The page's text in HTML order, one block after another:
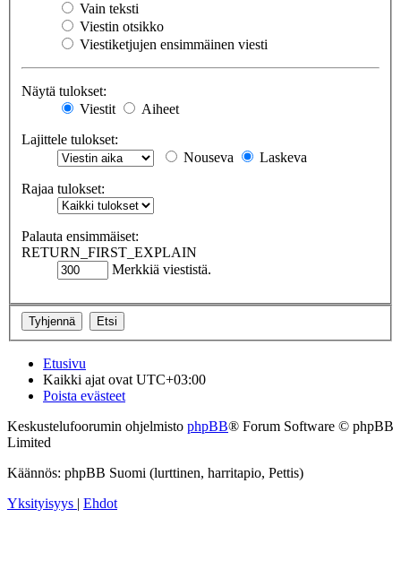
Vain teksti
Viestin otsikko
Viestiketjujen ensimmäinen viesti
Näytä tulokset:
Viestit
Aiheet
Lajittele tulokset:
Nouseva
Laskeva
Rajaa tulokset:
Palauta ensimmäiset:
RETURN_FIRST_EXPLAIN
Merkkiä viestistä.
Etusivu
Kaikki ajat ovat UTC+03:00
Poista evästeet
Keskustelufoorumin ohjelmisto phpBB® Forum Software © phpBB
Limited
Käännös: phpBB Suomi (lurttinen, harritapio, Pettis)
Yksityisyys | Ehdot